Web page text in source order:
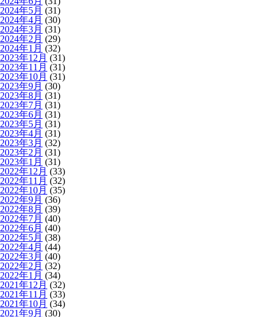
2024年5月 (31)
2024年4月 (30)
2024年3月 (31)
2024年2月 (29)
2024年1月 (32)
2023年12月 (31)
2023年11月 (31)
2023年10月 (31)
2023年9月 (30)
2023年8月 (31)
2023年7月 (31)
2023年6月 (31)
2023年5月 (31)
2023年4月 (31)
2023年3月 (32)
2023年2月 (31)
2023年1月 (31)
2022年12月 (33)
2022年11月 (32)
2022年10月 (35)
2022年9月 (36)
2022年8月 (39)
2022年7月 (40)
2022年6月 (40)
2022年5月 (38)
2022年4月 (44)
2022年3月 (40)
2022年2月 (32)
2022年1月 (34)
2021年12月 (32)
2021年11月 (33)
2021年10月 (34)
2021年9月 (30)